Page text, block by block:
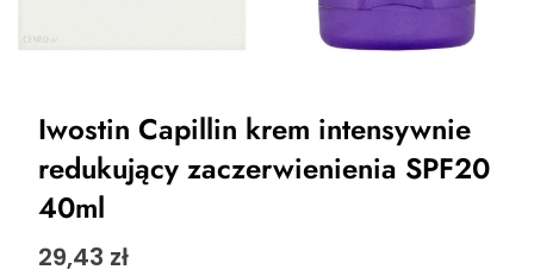
Iwostin Capillin krem intensywnie
redukujący zaczerwienienia SPF20
40ml
29,43 zł